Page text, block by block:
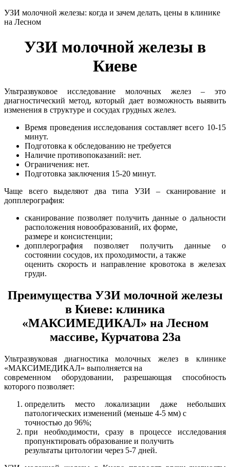
УЗИ молочной железы: когда и зачем делать, цены в клинике
на Лесном
УЗИ молочной железы в
Киеве
Ультразвуковое исследование молочных желез – это
диагностический метод, который дает возможность выявить
изменения в структуре и сосудах грудных желез.
Время проведения исследования составляет всего 10-15
минут.
Подготовка к обследованию не требуется
Наличие противопоказаний: нет.
Ограничения: нет.
Подготовка заключения 15-20 минут.
Чаще всего выделяют два типа УЗИ – сканирование и
допплерография:
сканирование позволяет получить данные о дальности
расположения новообразований, их форме,
размере и консистенции;
допплерография позволяет получить данные о
состоянии сосудов, их проходимости, а также
оценить скорость и направление кровотока в железах
груди.
Преимущества УЗИ молочной железы
в Киеве: клиника
«МАКСИМЕДИКАЛ» на Лесном
массиве, Курчатова 23а
Ультразвуковая диагностика молочных желез в клинике
«МАКСИМЕДИКАЛ» выполняется на
современном оборудовании, разрешающая способность
которого позволяет:
определить место локализации даже небольших
патологических изменений (меньше 4-5 мм) с
точностью до 96%;
при необходимости, сразу в процессе исследования
пропунктировать образование и получить
результаты цитологии через 5-7 дней.